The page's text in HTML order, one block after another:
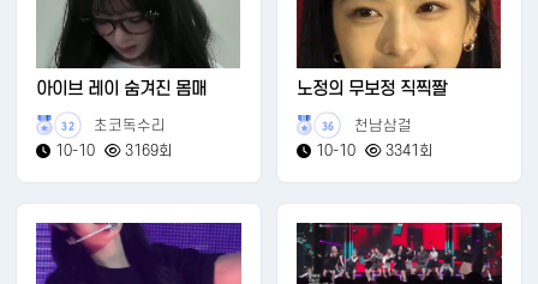
아이브 레이 숨겨진 몸매
32
초코독수리
10-10
3169회
노정의 무보정 직찍짤
36
천남삼걸
10-10
3341회